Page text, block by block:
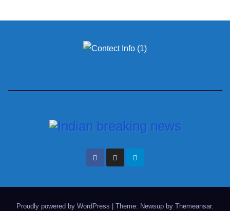
Proudly powered by WordPress Theme: Newsup by Themeansar.